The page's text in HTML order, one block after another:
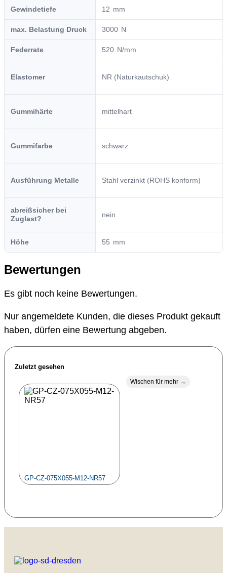
Gewindetiefe 12
max. Belastung Druck 3000
Federrate 520
Elastomer NR (Naturkautschuk)
Gummihärte mittelhart
Gummifarbe schwarz
Ausführung Metalle Stahl verzinkt (ROHS konform)
abreißsicher bei
Zuglast?
nein
Höhe 55
Bewertungen
Es gibt noch keine Bewertungen.
Nur angemeldete Kunden, die dieses Produkt gekauft
haben, dürfen eine Bewertung abgeben.
Zuletzt gesehen
Wischen für mehr →
GP-CZ-075X055-M12-NR57